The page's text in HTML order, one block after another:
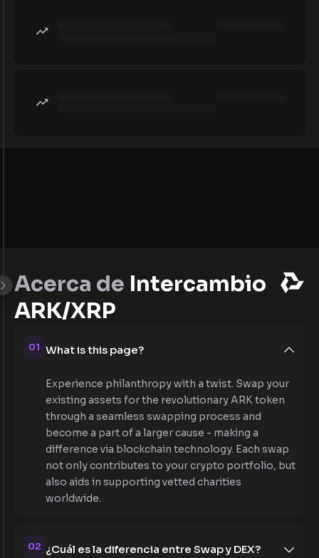
Acerca de Intercambio
ARK/XRP
01 What is this page?
Experience philanthropy with a twist. Swap your
existing assets for the revolutionary ARK token
through a seamless swapping process and
become a part of a larger cause - making a
difference via blockchain technology. Each swap
not only contributes to your crypto portfolio, but
also aids in supporting vetted charities
worldwide.
02 ¿Cuál es la diferencia entre Swap y DEX?